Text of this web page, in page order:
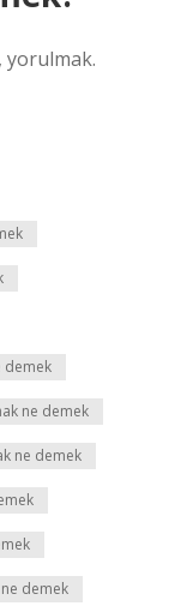
yorulmak.
demek
ne demek
ne demek
demek